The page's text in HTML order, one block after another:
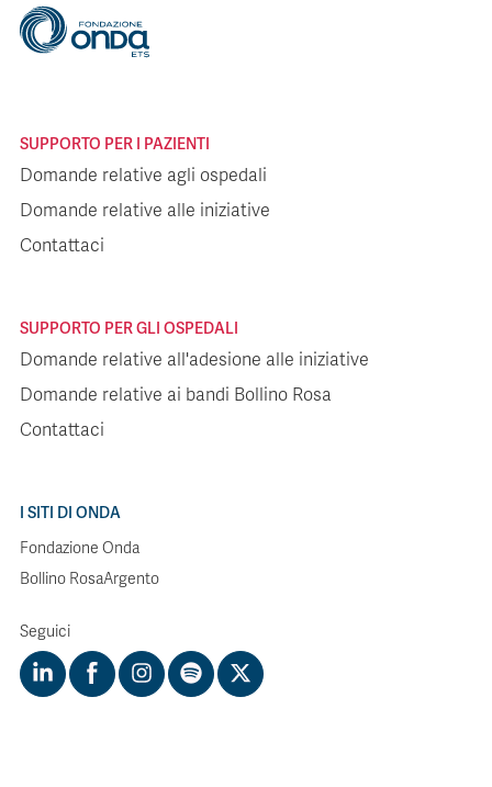
SUPPORTO PER I PAZIENTI
Domande relative agli ospedali
Domande relative alle iniziative
Contattaci
SUPPORTO PER GLI OSPEDALI
Domande relative all'adesione alle iniziative
Domande relative ai bandi Bollino Rosa
Contattaci
I SITI DI ONDA
Fondazione Onda
Bollino RosaArgento
Seguici